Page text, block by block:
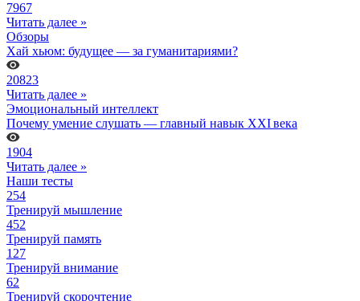
7967
Читать далее »
Обзоры
Хай хьюм: будущее — за гуманитариями?
20823
Читать далее »
Эмоциональный интеллект
Почему умение слушать — главный навык XXI века
1904
Читать далее »
Наши тесты
254
Тренируй мышление
452
Тренируй память
127
Тренируй внимание
62
Тренируй скорочтение